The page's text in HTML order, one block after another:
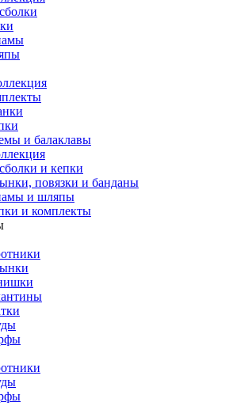
и балаклавы
и кепки
повязки и банданы
и шляпы
и комплекты